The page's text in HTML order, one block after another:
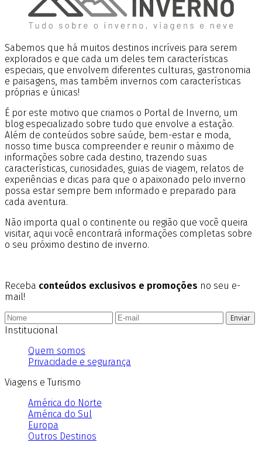
Sabemos que há muitos destinos incríveis para serem
explorados e que cada um deles tem características
especiais, que envolvem diferentes culturas, gastronomia
e paisagens, mas também invernos com características
próprias e únicas!
É por este motivo que criamos o Portal de Inverno, um
blog especializado sobre tudo que envolve a estação.
Além de conteúdos sobre saúde, bem-estar e moda,
nosso time busca compreender e reunir o máximo de
informações sobre cada destino, trazendo suas
características, curiosidades, guias de viagem, relatos de
experiências e dicas para que o apaixonado pelo inverno
possa estar sempre bem informado e preparado para
cada aventura.
Não importa qual o continente ou região que você queira
visitar, aqui você encontrará informações completas sobre
o seu próximo destino de inverno.
Receba conteúdos exclusivos e promoções no seu e-
mail!
Enviar
Institucional
Quem somos
Privacidade e segurança
Viagens e Turismo
América do Norte
América do Sul
Europa
Outros Destinos